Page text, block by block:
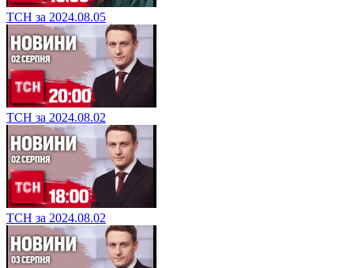
ТСН за 2024.08.05
ТСН за 2024.08.02
ТСН за 2024.08.02